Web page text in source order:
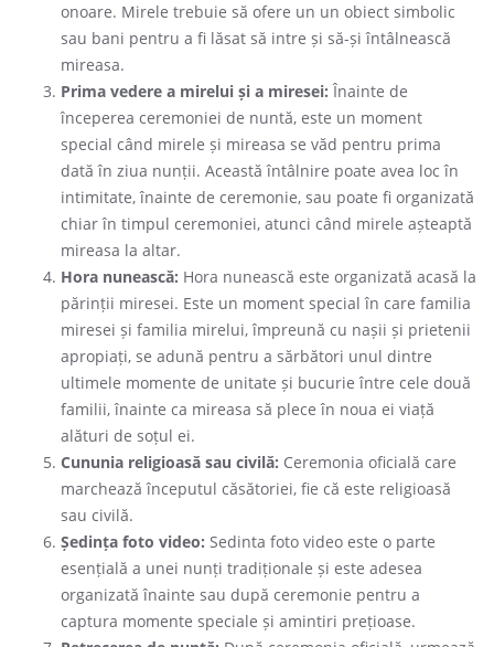
onoare. Mirele trebuie să ofere un un obiect simbolic
sau bani pentru a fi lăsat să intre și să-și întâlnească
mireasa.
Prima vedere a mirelui și a miresei: Înainte de
începerea ceremoniei de nuntă, este un moment
special când mirele și mireasa se văd pentru prima
dată în ziua nunții. Această întâlnire poate avea loc în
intimitate, înainte de ceremonie, sau poate fi organizată
chiar în timpul ceremoniei, atunci când mirele așteaptă
mireasa la altar.
Hora nunească: Hora nunească este organizată acasă la
părinții miresei. Este un moment special în care familia
miresei și familia mirelui, împreună cu nașii și prietenii
apropiați, se adună pentru a sărbători unul dintre
ultimele momente de unitate și bucurie între cele două
familii, înainte ca mireasa să plece în noua ei viață
alături de soțul ei.
Cununia religioasă sau civilă: Ceremonia oficială care
marchează începutul căsătoriei, fie că este religioasă
sau civilă.
Ședința foto video: Sedinta foto video este o parte
esențială a unei nunți tradiționale și este adesea
organizată înainte sau după ceremonie pentru a
captura momente speciale și amintiri prețioase.